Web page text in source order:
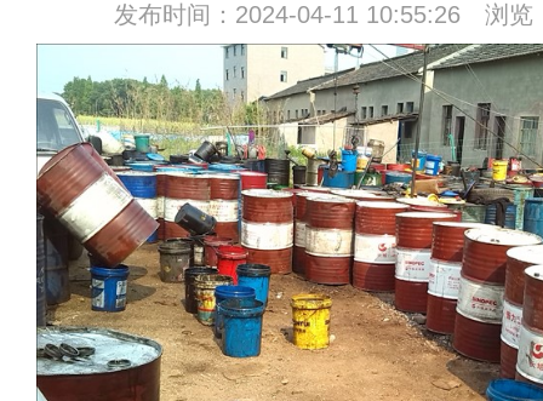
发布时间：2024-04-11 10:55:26 浏览